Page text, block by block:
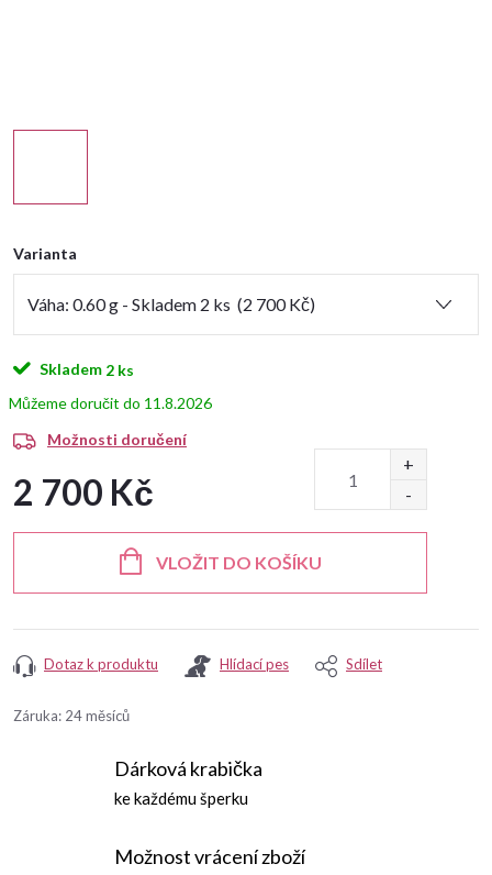
Varianta
Skladem 2 ks
11.8.2026
Možnosti doručení
2 700 Kč
VLOŽIT DO KOŠÍKU
Dotaz k produktu Hlídací pes Sdílet
Záruka: 24 měsíců
Dárková krabička
ke každému šperku
Možnost vrácení zboží